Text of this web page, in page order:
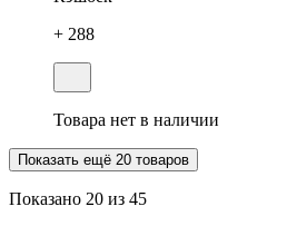
+ 288
Товара нет в наличии
Показать ещё 20 товаров
Показано 20 из 45